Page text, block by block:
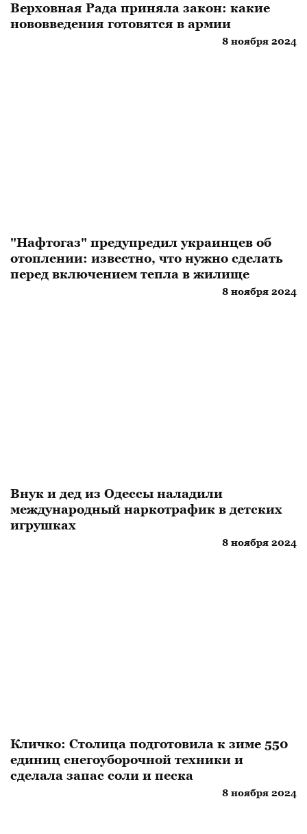
Верховная Рада приняла закон: какие
нововведения готовятся в армии
8 ноября 2024
"Нафтогаз" предупредил украинцев об
отоплении: известно, что нужно сделать
перед включением тепла в жилище
8 ноября 2024
Внук и дед из Одессы наладили
международный наркотрафик в детских
игрушках
8 ноября 2024
Кличко: Столица подготовила к зиме 550
единиц снегоуборочной техники и
сделала запас соли и песка
8 ноября 2024